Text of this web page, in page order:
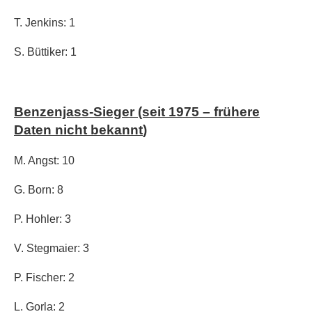
T. Jenkins: 1
S. Büttiker: 1
Benzenjass-Sieger (seit 1975 – frühere
Daten nicht bekannt)
M. Angst: 10
G. Born: 8
P. Hohler: 3
V. Stegmaier: 3
P. Fischer: 2
L. Gorla: 2